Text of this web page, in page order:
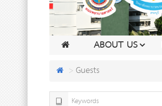
ABOUT US
Guests